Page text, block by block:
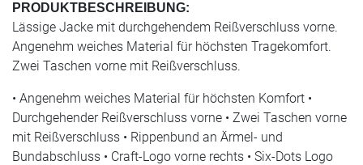
PRODUKTBESCHREIBUNG:
Lässige Jacke mit durchgehendem Reißverschluss vorne.
Angenehm weiches Material für höchsten Tragekomfort.
Zwei Taschen vorne mit Reißverschluss.
• Angenehm weiches Material für höchsten Komfort •
Durchgehender Reißverschluss vorne • Zwei Taschen vorne
mit Reißverschluss • Rippenbund an Ärmel- und
Bundabschluss • Craft-Logo vorne rechts • Six-Dots Logo